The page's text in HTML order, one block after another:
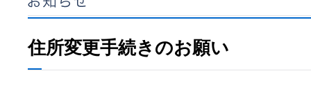
住所変更手続きのお願い